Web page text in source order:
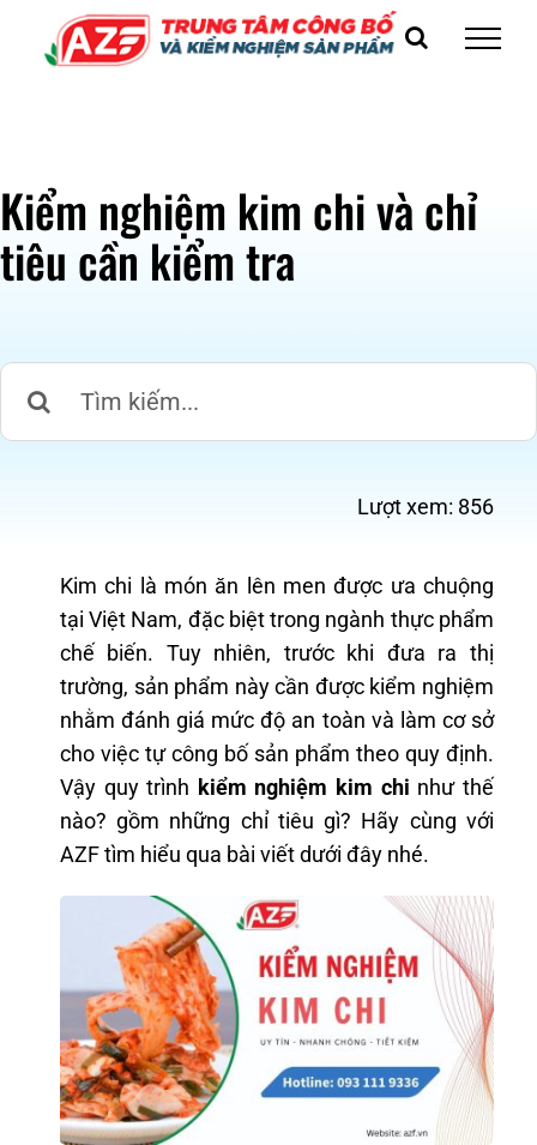
Kiểm nghiệm kim chi và chỉ
tiêu cần kiểm tra
Lượt xem: 856
Kim chi là món ăn lên men được ưa chuộng
tại Việt Nam, đặc biệt trong ngành thực phẩm
chế biến. Tuy nhiên, trước khi đưa ra thị
trường, sản phẩm này cần được kiểm nghiệm
nhằm đánh giá mức độ an toàn và làm cơ sở
cho việc tự công bố sản phẩm theo quy định.
Vậy quy trình kiểm nghiệm kim chi như thế
nào? gồm những chỉ tiêu gì? Hãy cùng với
AZF tìm hiểu qua bài viết dưới đây nhé.